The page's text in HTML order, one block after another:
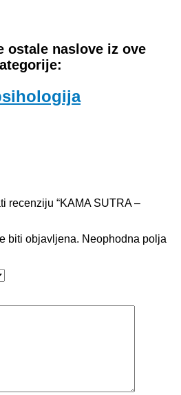
ostale naslove iz ove
recenziju “KAMA SUTRA –
biti objavljena. Neophodna polja